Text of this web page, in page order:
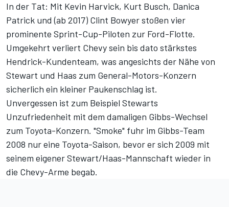
In der Tat: Mit Kevin Harvick, Kurt Busch, Danica
Patrick und (ab 2017) Clint Bowyer stoßen vier
prominente Sprint-Cup-Piloten zur Ford-Flotte.
Umgekehrt verliert Chevy sein bis dato stärkstes
Hendrick-Kundenteam, was angesichts der Nähe von
Stewart und Haas zum General-Motors-Konzern
sicherlich ein kleiner Paukenschlag ist.
Unvergessen ist zum Beispiel Stewarts
Unzufriedenheit mit dem damaligen Gibbs-Wechsel
zum Toyota-Konzern. "Smoke" fuhr im Gibbs-Team
2008 nur eine Toyota-Saison, bevor er sich 2009 mit
seinem eigener Stewart/Haas-Mannschaft wieder in
die Chevy-Arme begab.